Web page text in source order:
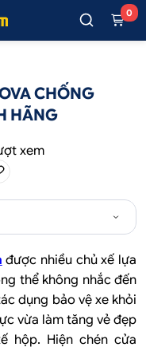
0
CHỐNG
HÃNG
xem
được nhiều chủ xế lựa
thể không nhắc đến
dụng bảo vệ xe khỏi
vừa làm tăng vẻ đẹp
hộp. Hiện chén cửa